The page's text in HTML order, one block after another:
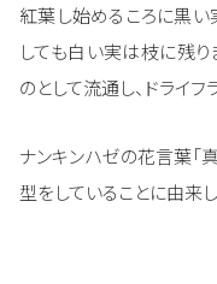
紅葉し始めるころに黒
しても白い実は枝に残
のとして流通し、ドライ
ナンキンハゼの花言葉「
型をしていることに由来し